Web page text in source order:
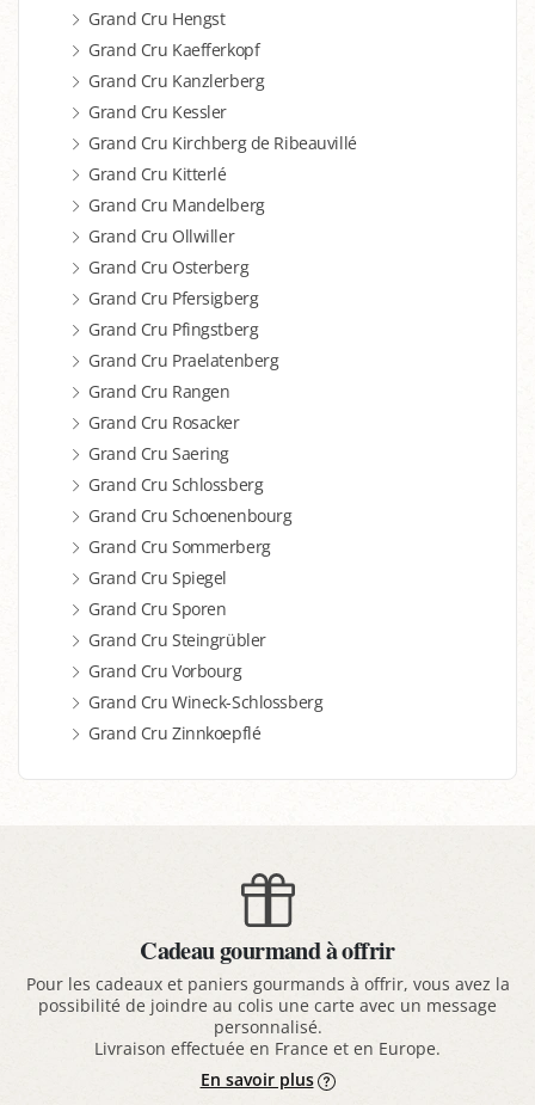
Grand Cru Hengst
Grand Cru Kaefferkopf
Grand Cru Kanzlerberg
Grand Cru Kessler
Grand Cru Kirchberg de Ribeauvillé
Grand Cru Kitterlé
Grand Cru Mandelberg
Grand Cru Ollwiller
Grand Cru Osterberg
Grand Cru Pfersigberg
Grand Cru Pfingstberg
Grand Cru Praelatenberg
Grand Cru Rangen
Grand Cru Rosacker
Grand Cru Saering
Grand Cru Schlossberg
Grand Cru Schoenenbourg
Grand Cru Sommerberg
Grand Cru Spiegel
Grand Cru Sporen
Grand Cru Steingrübler
Grand Cru Vorbourg
Grand Cru Wineck-Schlossberg
Grand Cru Zinnkoepflé
Cadeau gourmand à offrir
Pour les cadeaux et paniers gourmands à offrir, vous avez la
possibilité de joindre au colis une carte avec un message
personnalisé.
Livraison effectuée en France et en Europe.
En savoir plus